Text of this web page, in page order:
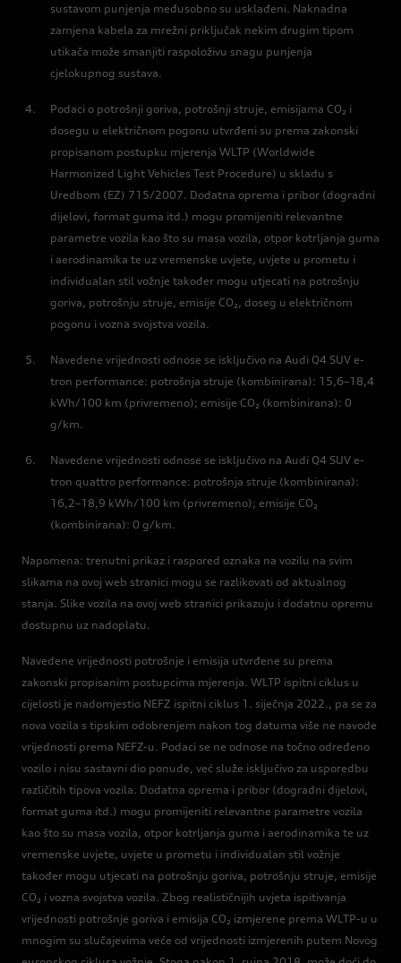
sustavom punjenja međusobno su usklađeni. Naknadna
zamjena kabela za mrežni priključak nekim drugim tipom
utikača može smanjiti raspoloživu snagu punjenja
cjelokupnog sustava.
Podaci o potrošnji goriva, potrošnji struje, emisijama CO₂ i
dosegu u električnom pogonu utvrđeni su prema zakonski
propisanom postupku mjerenja WLTP (Worldwide
Harmonized Light Vehicles Test Procedure) u skladu s
Uredbom (EZ) 715/2007. Dodatna oprema i pribor (dogradni
dijelovi, format guma itd.) mogu promijeniti relevantne
parametre vozila kao što su masa vozila, otpor kotrljanja guma
i aerodinamika te uz vremenske uvjete, uvjete u prometu i
individualan stil vožnje također mogu utjecati na potrošnju
goriva, potrošnju struje, emisije CO₂, doseg u električnom
pogonu i vozna svojstva vozila.
Navedene vrijednosti odnose se isključivo na Audi Q4 SUV e-
tron performance: potrošnja struje (kombinirana): 15,6–18,4
kWh/100 km (privremeno); emisije CO₂ (kombinirana): 0
g/km.
Navedene vrijednosti odnose se isključivo na Audi Q4 SUV e-
tron quattro performance: potrošnja struje (kombinirana):
16,2–18,9 kWh/100 km (privremeno); emisije CO₂
(kombinirana): 0 g/km.
Napomena: trenutni prikaz i raspored oznaka na vozilu na svim
slikama na ovoj web stranici mogu se razlikovati od aktualnog
stanja. Slike vozila na ovoj web stranici prikazuju i dodatnu opremu
dostupnu uz nadoplatu.
Navedene vrijednosti potrošnje i emisija utvrđene su prema
zakonski propisanim postupcima mjerenja. WLTP ispitni ciklus u
cijelosti je nadomjestio NEFZ ispitni ciklus 1. siječnja 2022., pa se za
nova vozila s tipskim odobrenjem nakon tog datuma više ne navode
vrijednosti prema NEFZ-u. Podaci se ne odnose na točno određeno
vozilo i nisu sastavni dio ponude, već služe isključivo za usporedbu
različitih tipova vozila. Dodatna oprema i pribor (dogradni dijelovi,
format guma itd.) mogu promijeniti relevantne parametre vozila
kao što su masa vozila, otpor kotrljanja guma i aerodinamika te uz
vremenske uvjete, uvjete u prometu i individualan stil vožnje
također mogu utjecati na potrošnju goriva, potrošnju struje, emisije
CO₂ i vozna svojstva vozila. Zbog realističnijih uvjeta ispitivanja
vrijednosti potrošnje goriva i emisija CO₂ izmjerene prema WLTP-u u
mnogim su slučajevima veće od vrijednosti izmjerenih putem Novog